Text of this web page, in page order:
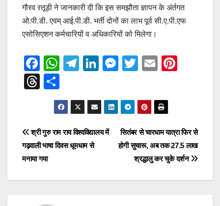
गौरव रतूड़ी ने जानकारी दी कि इस समझौता ज्ञापन के अंर्तगत
ओ.पी.डी. एवम् आई.पी.डी. भर्ती दोनों का लाभ पूर्व सी.ए.पी.एफ
एसोसिएशन कर्मचारियों व अधिकारियों को मिलेगा।
F
a
c
b
o
o
W
at
s
A
p
T
e
gr
a
m
Li
k
e
dI
M
ss
e
n
g
T
tt
er
E
ail
st
T
hr
a
d
s
h
ar
e
Post
navigation
सितंबर से चारधाम यात्रा फिर से
होगी सुचारू, अब तक 27.5 लाख
श्रद्धालु कर चुके दर्शन
श्री गुरु राम राय विश्वविद्यालय में
गढ़वाली भाषा दिवस धूमधाम से
मनाया गया